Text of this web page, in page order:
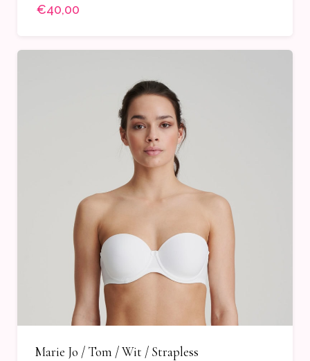
€40,00
Marie Jo / Tom / Wit / Strapless